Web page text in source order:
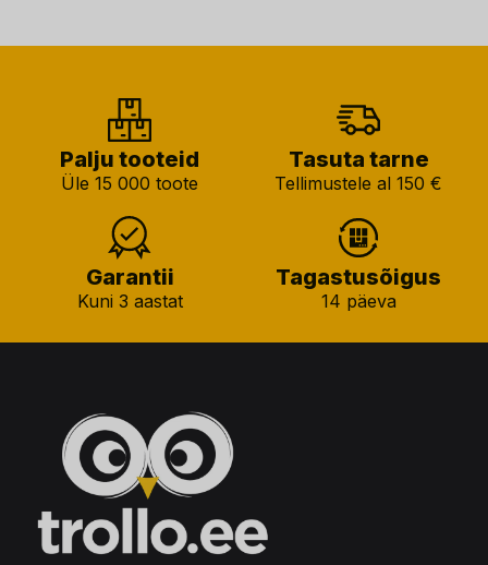
Palju tooteid
Üle 15 000 toote
Tasuta tarne
Tellimustele al 150 €
Garantii
Kuni 3 aastat
Tagastusõigus
14 päeva